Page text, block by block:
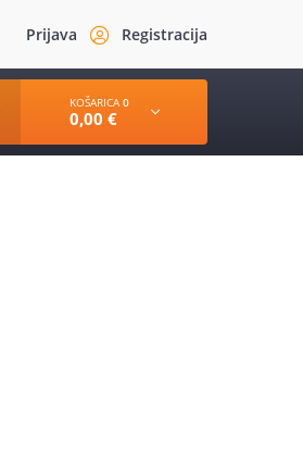
Prijava Registracija
KOŠARICA 0
0,00 €